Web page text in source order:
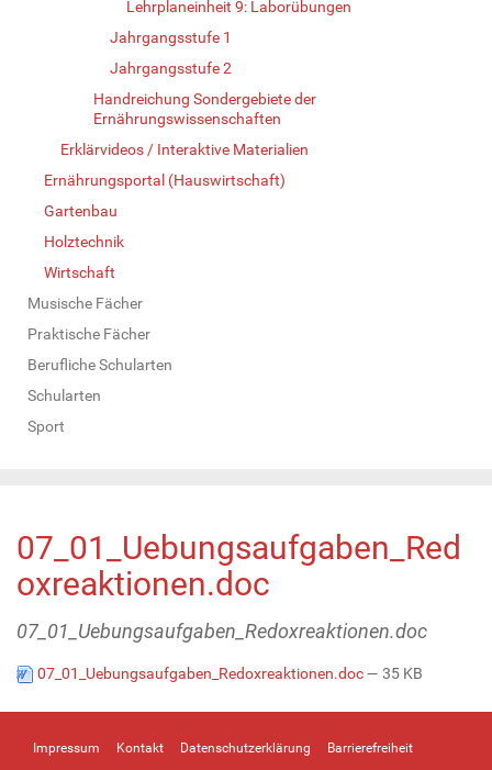
Lehrplaneinheit 9: Laborübungen
Jahrgangsstufe 1
Jahrgangsstufe 2
Handreichung Sondergebiete der
Ernährungswissenschaften
Erklärvideos / Interaktive Materialien
Ernährungsportal (Hauswirtschaft)
Gartenbau
Holztechnik
Wirtschaft
Musische Fächer
Praktische Fächer
Berufliche Schularten
Schularten
Sport
07_01_Uebungsaufgaben_Red
oxreaktionen.doc
07_01_Uebungsaufgaben_Redoxreaktionen.doc
07_01_Uebungsaufgaben_Redoxreaktionen.doc— 35 KB
Impressum Kontakt Datenschutzerklärung Barrierefreiheit